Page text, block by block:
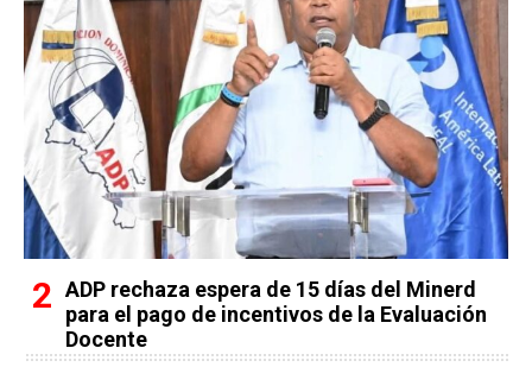
ADP rechaza espera de 15 días del Minerd
para el pago de incentivos de la Evaluación
Docente